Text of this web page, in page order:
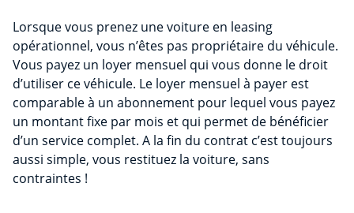
Lorsque vous prenez une voiture en leasing
opérationnel, vous n’êtes pas propriétaire du véhicule.
Vous payez un loyer mensuel qui vous donne le droit
d’utiliser ce véhicule. Le loyer mensuel à payer est
comparable à un abonnement pour lequel vous payez
un montant fixe par mois et qui permet de bénéficier
d’un service complet. A la fin du contrat c’est toujours
aussi simple, vous restituez la voiture, sans
contraintes !